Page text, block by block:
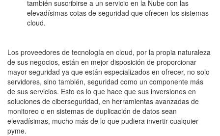
también suscribirse a un servicio en la Nube con las
elevadísimas cotas de seguridad que ofrecen los sistemas
cloud.
Los proveedores de tecnología en cloud, por la propia naturaleza
de sus negocios, están en mejor disposición de proporcionar
mayor seguridad ya que están especializados en ofrecer, no solo
servidores, sino también, seguridad como un componente más
de sus servicios. Esto es lo que hace que sus inversiones en
soluciones de ciberseguridad, en herramientas avanzadas de
monitoreo o en sistemas de duplicación de datos sean
elevadísimas, mucho más de lo que pudiera invertir cualquier
pyme.